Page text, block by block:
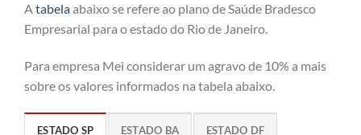
Atabelaabaixo se refere ao plano de Saúde Bradesco
Empresarial para o estado do Rio de Janeiro.
Para empresa Mei considerar um agravo de 10% a mais
sobre os valores informados na tabela abaixo.
ESTADO SP ESTADO BA ESTADO DF